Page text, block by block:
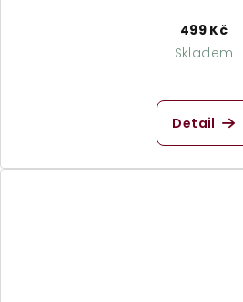
499 Kč
Skladem
z
Detail